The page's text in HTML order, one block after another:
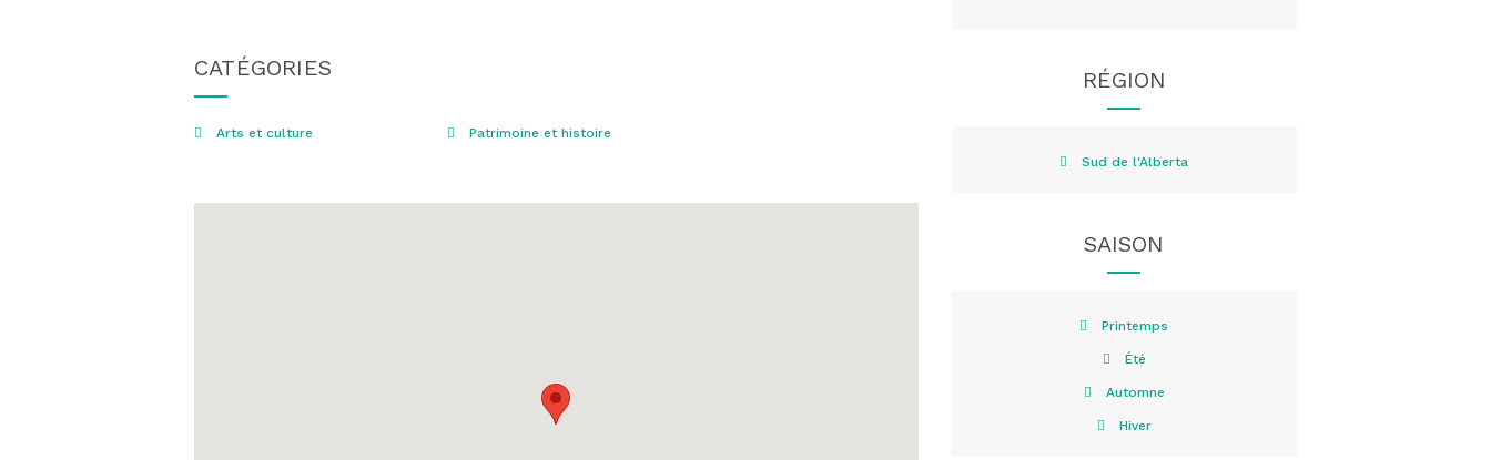
CATÉGORIES
Arts et culture Patrimoine et histoire
RÉGION
Sud de l'Alberta
SAISON
Printemps
Été
Automne
Hiver